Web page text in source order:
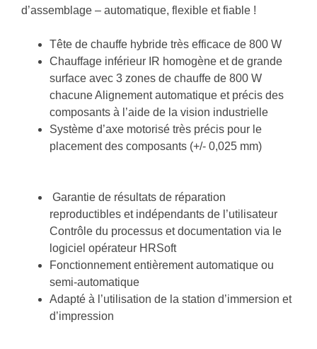
d’assemblage – automatique, flexible et fiable !
Tête de chauffe hybride très efficace de 800 W
Chauffage inférieur IR homogène et de grande
surface avec 3 zones de chauffe de 800 W
chacune Alignement automatique et précis des
composants à l’aide de la vision industrielle
Système d’axe motorisé très précis pour le
placement des composants (+/- 0,025 mm)
Garantie de résultats de réparation
reproductibles et indépendants de l’utilisateur
Contrôle du processus et documentation via le
logiciel opérateur HRSoft
Fonctionnement entièrement automatique ou
semi-automatique
Adapté à l’utilisation de la station d’immersion et
d’impression